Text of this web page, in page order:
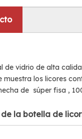
de vidrio de alta
muestra los licores
de súper fisa ,
la botella de